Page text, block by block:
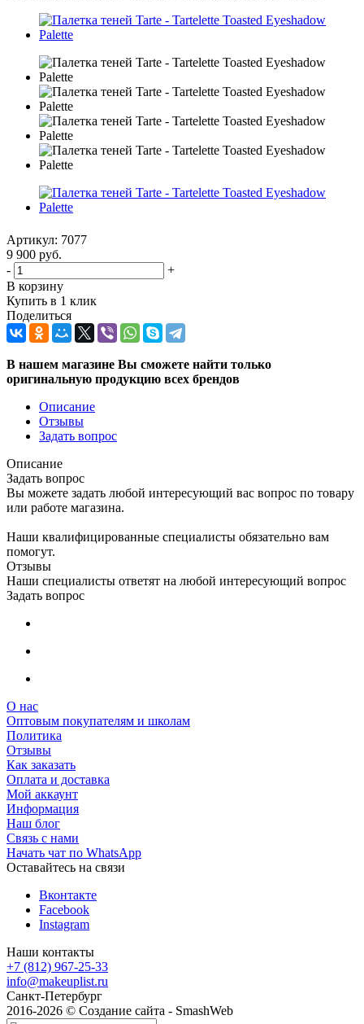
Артикул: 7077
9 900 руб.
-
+
В корзину
Купить в 1 клик
Поделиться
В нашем магазине Вы сможете найти только
оригинальную продукцию всех брендов
Описание
Отзывы
Задать вопрос
Описание
Задать вопрос
Вы можете задать любой интересующий вас вопрос по товару
или работе магазина.
Наши квалифицированные специалисты обязательно вам
помогут.
Отзывы
Наши специалисты ответят на любой интересующий вопрос
Задать вопрос
О нас
Оптовым покупателям и школам
Политика
Отзывы
Как заказать
Оплата и доставка
Мой аккаунт
Информация
Наш блог
Связь с нами
Начать чат по WhatsApp
Оставайтесь на связи
Вконтакте
Facebook
Instagram
Наши контакты
+7 (812) 967-25-33
info@makeuplist.ru
Санкт-Петербург
2016-2026 © Создание сайта - SmashWeb